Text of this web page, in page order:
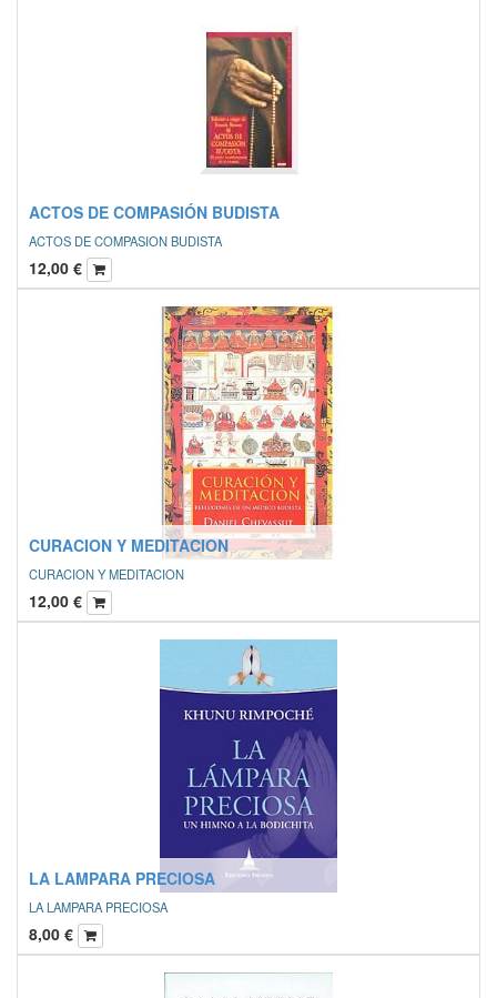
ACTOS DE COMPASIÓN BUDISTA
ACTOS DE COMPASION BUDISTA
12,00 €
CURACION Y MEDITACION
CURACION Y MEDITACION
12,00 €
LA LAMPARA PRECIOSA
LA LAMPARA PRECIOSA
8,00 €